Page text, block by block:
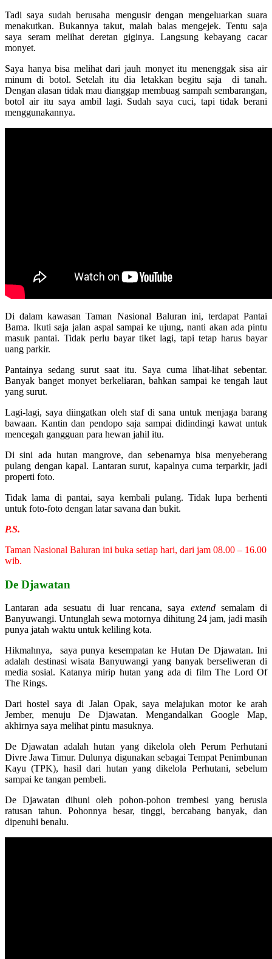
Tadi saya sudah berusaha mengusir dengan mengeluarkan suara
menakutkan. Bukannya takut, malah balas mengejek. Tentu saja
saya seram melihat deretan giginya. Langsung kebayang cacar
monyet.
Saya hanya bisa melihat dari jauh monyet itu menenggak sisa air
minum di botol. Setelah itu dia letakkan begitu saja di tanah.
Dengan alasan tidak mau dianggap membuag sampah sembarangan,
botol air itu saya ambil lagi. Sudah saya cuci, tapi tidak berani
menggunakannya.
Di dalam kawasan Taman Nasional Baluran ini, terdapat Pantai
Bama. Ikuti saja jalan aspal sampai ke ujung, nanti akan ada pintu
masuk pantai. Tidak perlu bayar tiket lagi, tapi tetap harus bayar
uang parkir.
Pantainya sedang surut saat itu. Saya cuma lihat-lihat sebentar.
Banyak banget monyet berkeliaran, bahkan sampai ke tengah laut
yang surut.
Lagi-lagi, saya diingatkan oleh staf di sana untuk menjaga barang
bawaan. Kantin dan pendopo saja sampai didindingi kawat untuk
mencegah gangguan para hewan jahil itu.
Di sini ada hutan mangrove, dan sebenarnya bisa menyeberang
pulang dengan kapal. Lantaran surut, kapalnya cuma terparkir, jadi
properti foto.
Tidak lama di pantai, saya kembali pulang. Tidak lupa berhenti
untuk foto-foto dengan latar savana dan bukit.
P.S.
Taman Nasional Baluran ini buka setiap hari, dari jam 08.00 – 16.00
wib.
De Djawatan
Lantaran ada sesuatu di luar rencana, saya extendsemalam di
Banyuwangi. Untunglah sewa motornya dihitung 24 jam, jadi masih
punya jatah waktu untuk keliling kota.
Hikmahnya, saya punya kesempatan ke Hutan De Djawatan. Ini
adalah destinasi wisata Banyuwangi yang banyak berseliweran di
media sosial. Katanya mirip hutan yang ada di film The Lord Of
The Rings.
Dari hostel saya di Jalan Opak, saya melajukan motor ke arah
Jember, menuju De Djawatan. Mengandalkan Google Map,
akhirnya saya melihat pintu masuknya.
De Djawatan adalah hutan yang dikelola oleh Perum Perhutani
Divre Jawa Timur. Dulunya digunakan sebagai Tempat Penimbunan
Kayu (TPK), hasil dari hutan yang dikelola Perhutani, sebelum
sampai ke tangan pembeli.
De Djawatan dihuni oleh pohon-pohon trembesi yang berusia
ratusan tahun. Pohonnya besar, tinggi, bercabang banyak, dan
dipenuhi benalu.